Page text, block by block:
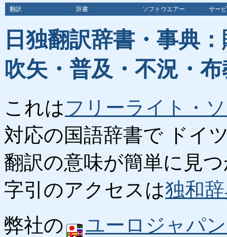
翻訳 辞書 ソフトウエアー サー
日独翻訳辞書・事典
吹矢・普及・不況・
これはフリーライト・
対応の国語辞書で ドイ
翻訳の意味が簡単に見
字引のアクセスは独和
弊社の
ユーロジャパ